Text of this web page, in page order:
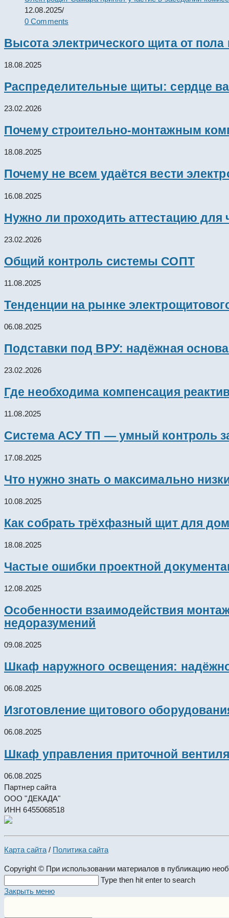
12.08.2025/
0 Comments
Высота электрического щита от
18.08.2025
Распределительные щиты: сердце
23.02.2026
Почему строительно-монтажным
18.08.2025
Почему не всем удаётся вести
16.08.2025
Нужно ли проходить аттестацию для
23.02.2026
Общий контроль системы СОПТ
11.08.2025
Тенденции на рынке
06.08.2025
Подставки под ВРУ: надёжная
23.02.2026
Где необходима компенсация
11.08.2025
Система АСУ ТП — умный контроль
17.08.2025
Что нужно знать о максимально
10.08.2025
Как собрать трёхфазный щит для
18.08.2025
Частые ошибки проектной
12.08.2025
Особенности взаимодействия
недоразумений
09.08.2025
Шкаф наружного освещения:
06.08.2025
Изготовление щитового
06.08.2025
Шкаф управления приточной
06.08.2025
Партнер сайта
ООО "ДЕКАДА"
ИНН 6455068518
Карта сайта / Политика сайта
Copyright © При использовании материалов в публикацию
this
Type then hit enter to search
Закрыть меню